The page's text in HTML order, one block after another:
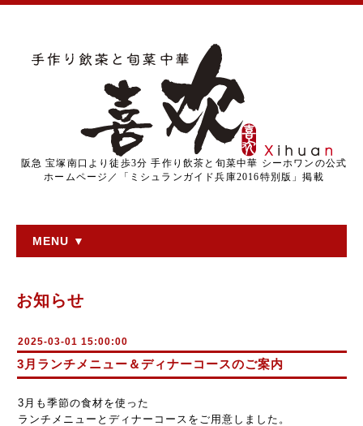
阪急 宝塚南口より徒歩3分 手作り飲茶と旬菜中華 シーホワンの公式
ホームページ／「ミシュランガイド兵庫2016特別版」掲載
MENU ▼
お知らせ
2025-03-01 15:00:00
3月ランチメニュー＆ディナーコースのご案内
3月も季節の食材を使った
ランチメニューとディナーコースをご用意しました。